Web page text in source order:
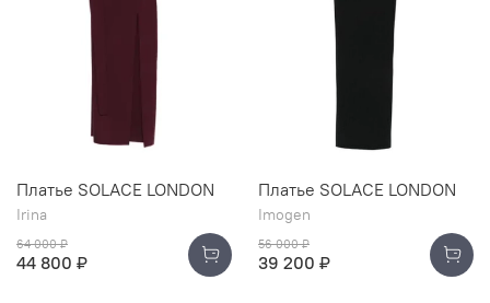
Платье SOLACE LONDON
Irina
64 000 ₽
44 800 ₽
Платье SOLACE LONDON
Imogen
56 000 ₽
39 200 ₽